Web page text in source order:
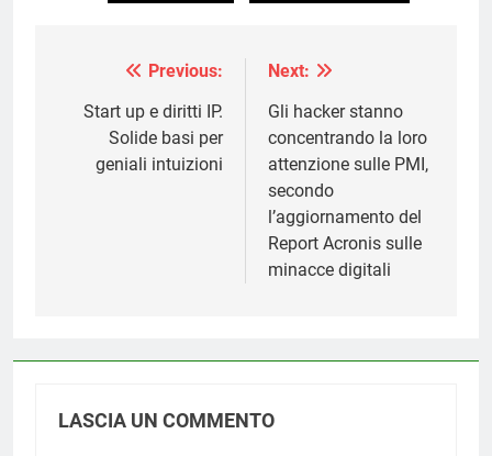
Navigazione
articoli
Previous:
Start up e diritti IP.
Solide basi per
geniali intuizioni
Next:
Gli hacker stanno
concentrando la loro
attenzione sulle PMI,
secondo
l’aggiornamento del
Report Acronis sulle
minacce digitali
LASCIA UN COMMENTO